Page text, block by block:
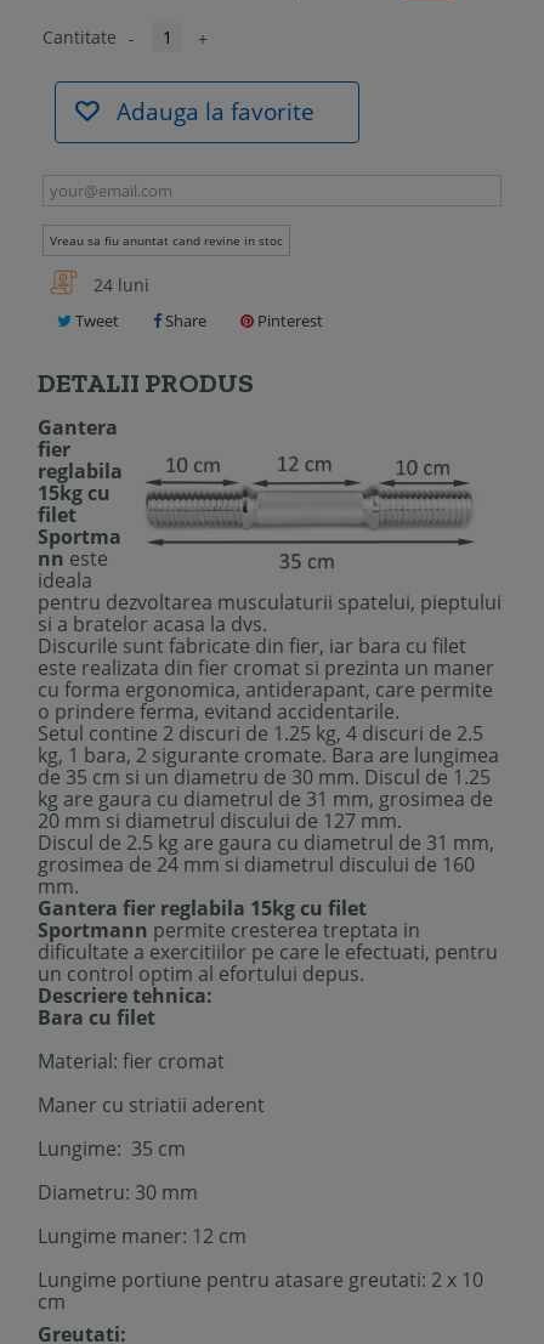
Cantitate - +
Adauga la favorite
Vreau sa fiu anuntat cand revine in stoc
24 luni
Tweet Share Pinterest
DETALII PRODUS
Gantera
fier
reglabila
15kg cu
filet
Sportma
nn este
ideala
pentru dezvoltarea musculaturii spatelui, pieptului
si a bratelor acasa la dvs.
Discurile sunt fabricate din fier, iar bara cu filet
este realizata din fier cromat si prezinta un maner
cu forma ergonomica, antiderapant, care permite
o prindere ferma, evitand accidentarile.
Setul contine 2 discuri de 1.25 kg, 4 discuri de 2.5
kg, 1 bara, 2 sigurante cromate. Bara are lungimea
de 35 cm si un diametru de 30 mm. Discul de 1.25
kg are gaura cu diametrul de 31 mm, grosimea de
20 mm si diametrul discului de 127 mm.
Discul de 2.5 kg are gaura cu diametrul de 31 mm,
grosimea de 24 mm si diametrul discului de 160
mm.
Gantera fier reglabila 15kg cu filet
Sportmann permite cresterea treptata in
dificultate a exercitiilor pe care le efectuati, pentru
un control optim al efortului depus.
Descriere tehnica:
Bara cu filet
Material: fier cromat
Maner cu striatii aderent
Lungime: 35 cm
Diametru: 30 mm
Lungime maner: 12 cm
Lungime portiune pentru atasare greutati: 2 x 10
cm
Greutati: